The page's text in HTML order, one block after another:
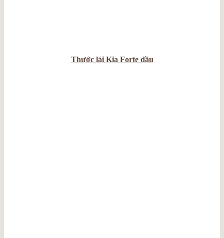
Thước lái Kia Forte dầu